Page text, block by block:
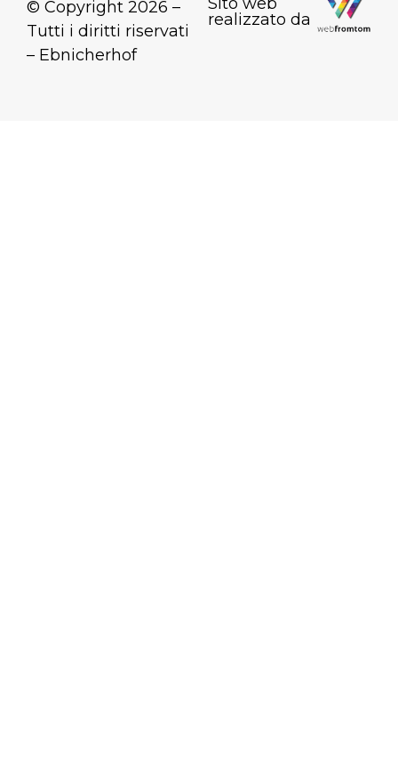
© Copyright 2026 –
Tutti i diritti riservati
– Ebnicherhof
realizzato da